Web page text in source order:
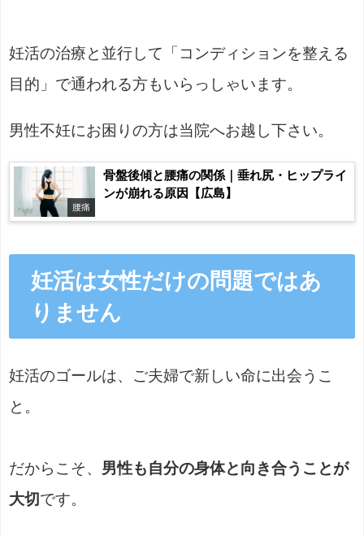
妊活の治療と並行して「コンディションを整える
目的」で通われる方もいらっしゃいます。
男性不妊にお困りの方は当院へお越し下さい。
腰痛
骨盤後傾と腰痛の関係｜垂れ尻・ヒップライ
ンが崩れる原因【広島】
妊活は女性だけの問題ではあ
りません
妊活のゴールは、ご夫婦で新しい命に出会うこ
と。
だからこそ、 男性も自分の身体と向き合うことが
大切 です。